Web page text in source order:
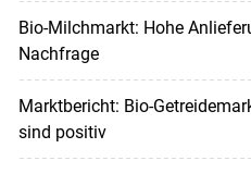
Bio-Milchmarkt: Hohe
Nachfrage
Marktbericht: Bio-
sind positiv